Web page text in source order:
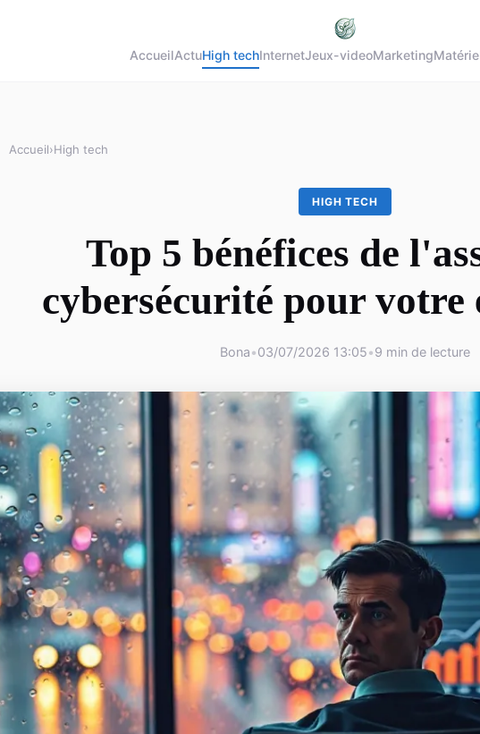
AccueilActuHigh techInternetJeux-videoMarketing
Accueil›High tech
HIGH TECH
Top 5 bénéfices de
cybersécurité pour votre
Bona•03/07/2026 13:05•9 min de lecture